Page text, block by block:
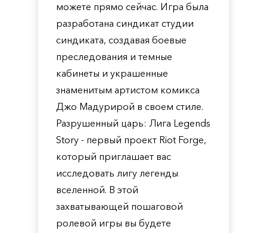
можете прямо сейчас. Игра была
разработана синдикат студии
синдиката, создавая боевые
преследования и темные
кабинеты и украшенные
знаменитым артистом комикса
Джо Мадурирой в своем стиле.
Разрушенный царь: Лига Legends
Story - первый проект Riot Forge,
который приглашает вас
исследовать лигу легенды
вселенной. В этой
захватывающей пошаговой
ролевой игры вы будете